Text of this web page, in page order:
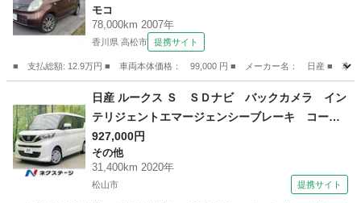
モコ
78,000km 2007年
香川県 高松市 提携サイト
■ 支払総額: 12.9万円 ■ 車両本体価格： 99,000 円 ■ メーカー名： 日産 ■
モコ
日産 ルークス Ｓ ＳＤナビ バックカメラ イン
テリジェントエマージェンシーブレーキ コーナ
ーセンサー ＥＴＣ オートハイビーム オート
ライト Ｂｌｕｅｔｏｏｔｈ ＣＤ ＤＶＤ再生
（検8.11）
927,000円
その他
31,400km 2020年
松山市 提携サイト